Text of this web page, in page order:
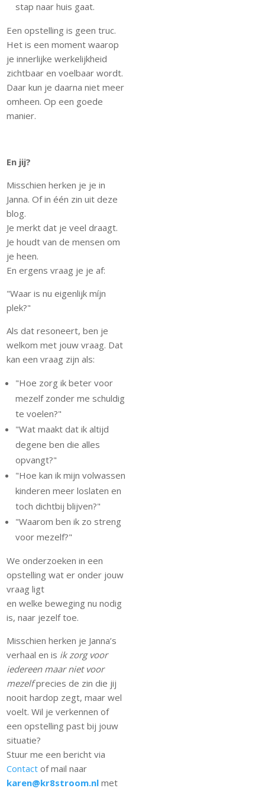
stap naar huis gaat.
Een opstelling is geen truc.
Het is een moment waarop
je innerlijke werkelijkheid
zichtbaar en voelbaar wordt.
Daar kun je daarna niet meer
omheen. Op een goede
manier.
En jij?
Misschien herken je je in
Janna. Of in één zin uit deze
blog.
Je merkt dat je veel draagt.
Je houdt van de mensen om
je heen.
En ergens vraag je je af:
"Waar is nu eigenlijk míjn
plek?"
Als dat resoneert, ben je
welkom met jouw vraag. Dat
kan een vraag zijn als:
"Hoe zorg ik beter voor
mezelf zonder me schuldig
te voelen?"
"Wat maakt dat ik altijd
degene ben die alles
opvangt?"
"Hoe kan ik mijn volwassen
kinderen meer loslaten en
toch dichtbij blijven?"
"Waarom ben ik zo streng
voor mezelf?"
We onderzoeken in een
opstelling wat er onder jouw
vraag ligt
en welke beweging nu nodig
is, naar jezelf toe.
Misschien herken je Janna’s
verhaal en is ik zorg voor
iedereen maar niet voor
mezelfprecies de zin die jij
nooit hardop zegt, maar wel
voelt. Wil je verkennen of
een opstelling past bij jouw
situatie?
Stuur me een bericht via
Contact of mail naar
karen@kr8stroom.nlmet